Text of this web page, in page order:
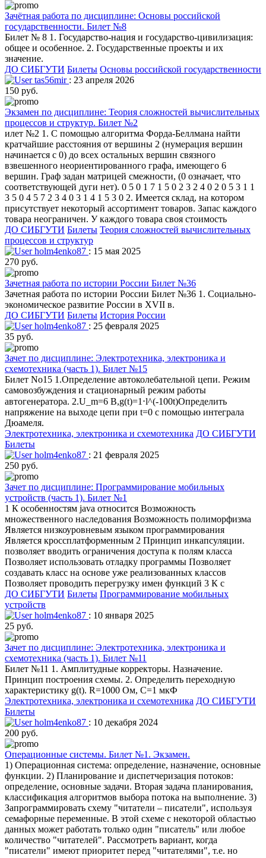
Зачётная работа по дисциплине: Основы российской
государственности. Билет №8
Билет № 8 1. Государство-нация и государство-цивилизация:
общее и особенное. 2. Государственные проекты и их
значение.
ДО СИБГУТИ Билеты Основы российской государственности
tas56mir : 23 апреля 2026
150 руб.
Экзамен по дисциплине: Теория сложностей вычислительных
процессов и структур. Билет №2
илет №2 1. С помощью алгоритма Форда-Беллмана найти
кратчайшие расстояния от вершины 2 (нумерация вершин
начинается с 0) до всех остальных вершин связного
взвешенного неориентированного графа, имеющего 6
вершин. Граф задан матрицей смежности, (0 означает, что
соответствующей дуги нет). 0 5 0 1 7 1 5 0 2 3 2 4 0 2 0 5 3 1 1
3 5 0 4 5 7 2 3 4 0 3 1 4 1 5 3 0 2. Имеется склад, на котором
присутствует некоторый ассортимент товаров. Запас каждого
товара неограничен. У каждого товара своя стоимость
ДО СИБГУТИ Билеты Теория сложностей вычислительных
процессов и структур
holm4enko87 : 15 мая 2025
270 руб.
Зачетная работа по истории России Билет №36
Зачетная работа по истории России Билет №36 1. Социально-
экономическое развитие России в XVII в.
ДО СИБГУТИ Билеты История России
holm4enko87 : 25 февраля 2025
35 руб.
Зачет по дисциплине: Электротехника, электроника и
схемотехника (часть 1). Билет №15
Билет No15 1.Определение автоколебательной цепи. Режим
самовозбуждения и стационарный режим работы
автогенератора. 2.U_m=6 B,g(t)=1⋅l^(-100t)Определить
напряжение на выходе цепи при t=0 с помощью интеграла
Дюамеля.
Электротехника, электроника и схемотехника ДО СИБГУТИ
Билеты
holm4enko87 : 21 февраля 2025
250 руб.
Зачет по дисциплине: Программирование мобильных
устройств (часть 1). Билет №1
1 К особенностям java относится Возможность
множественного наследования Возможность полиморфизма
Является низкоуровневым языком программирования
Является кроссплатформенным 2 Принцип инкапсуляции.
позволяет вводить ограничения доступа к полям класса
Позволяет использовать отладку программы Позволяет
создавать класс на основе уже реализованных классов
Позволяет проводить перегрузку имен функций 3 К с
ДО СИБГУТИ Билеты Программирование мобильных
устройств
holm4enko87 : 10 января 2025
25 руб.
Зачет по дисциплине: Электротехника, электроника и
схемотехника (часть 1). Билет №11
Билет №11 1. Амплитудные корректоры. Назначение.
Принцип построения схемы. 2. Определить переходную
характеристику g(t). R=1000 Oм, C=1 мкФ
Электротехника, электроника и схемотехника ДО СИБГУТИ
Билеты
holm4enko87 : 10 декабря 2024
200 руб.
Операционные системы. Билет №1. Экзамен.
1) Операционная система: определение, назначение, основные
функции. 2) Планирование и диспетчеризация потоков:
определение, основные задачи. Вторая задача планирования,
классификация алгоритмов выбора потока на выполнение. 3)
Запрограммировать схему "читатели – писатели", используя
семафорные переменные. В этой схеме с некоторой областью
данных может работать только один "писатель" или любое
количество "читателей". Рассмотреть вариант, когда
"писатели" имеют приоритет перед "читателями", т.е. но